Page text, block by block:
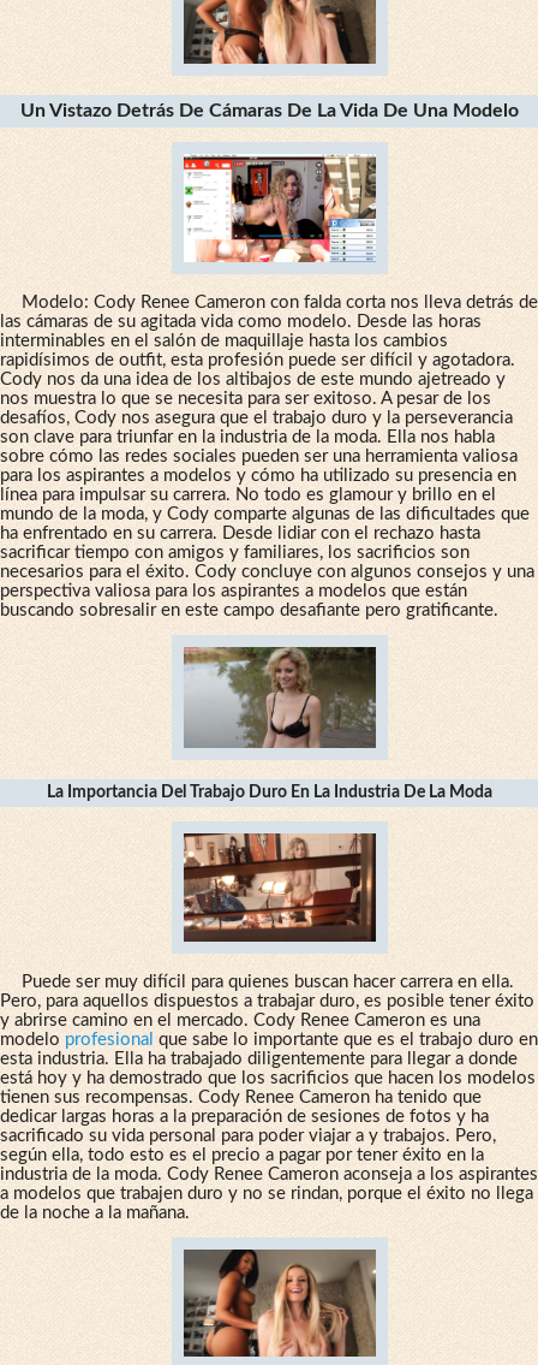
Un Vistazo Detrás De Cámaras De La Vida De Una Modelo
Modelo: Cody Renee Cameron con falda corta nos lleva detrás de
las cámaras de su agitada vida como modelo. Desde las horas
interminables en el salón de maquillaje hasta los cambios
rapidísimos de outfit, esta profesión puede ser difícil y agotadora.
Cody nos da una idea de los altibajos de este mundo ajetreado y
nos muestra lo que se necesita para ser exitoso. A pesar de los
desafíos, Cody nos asegura que el trabajo duro y la perseverancia
son clave para triunfar en la industria de la moda. Ella nos habla
sobre cómo las redes sociales pueden ser una herramienta valiosa
para los aspirantes a modelos y cómo ha utilizado su presencia en
línea para impulsar su carrera. No todo es glamour y brillo en el
mundo de la moda, y Cody comparte algunas de las dificultades que
ha enfrentado en su carrera. Desde lidiar con el rechazo hasta
sacrificar tiempo con amigos y familiares, los sacrificios son
necesarios para el éxito. Cody concluye con algunos consejos y una
perspectiva valiosa para los aspirantes a modelos que están
buscando sobresalir en este campo desafiante pero gratificante.
La Importancia Del Trabajo Duro En La Industria De La Moda
Puede ser muy difícil para quienes buscan hacer carrera en ella.
Pero, para aquellos dispuestos a trabajar duro, es posible tener éxito
y abrirse camino en el mercado. Cody Renee Cameron es una
modelo profesional que sabe lo importante que es el trabajo duro en
esta industria. Ella ha trabajado diligentemente para llegar a donde
está hoy y ha demostrado que los sacrificios que hacen los modelos
tienen sus recompensas. Cody Renee Cameron ha tenido que
dedicar largas horas a la preparación de sesiones de fotos y ha
sacrificado su vida personal para poder viajar a y trabajos. Pero,
según ella, todo esto es el precio a pagar por tener éxito en la
industria de la moda. Cody Renee Cameron aconseja a los aspirantes
a modelos que trabajen duro y no se rindan, porque el éxito no llega
de la noche a la mañana.